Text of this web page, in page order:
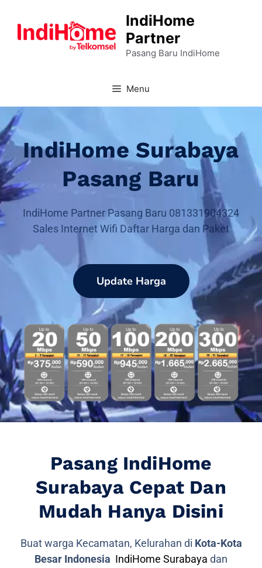
IndiHome
Partner
Pasang Baru IndiHome
Menu
IndiHome Surabaya
Pasang Baru
IndiHome Partner Pasang Baru 081331904324
Sales Internet Wifi Daftar Harga dan Paket
Update Harga
Pasang IndiHome
Surabaya Cepat Dan
Mudah Hanya Disini
Buat warga Kecamatan, Kelurahan di Kota-Kota
Besar Indonesia IndiHome Surabaya dan